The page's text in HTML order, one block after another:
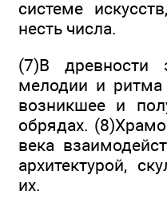
системе
несть числа.
(7)В древности
мелодии и
возникшее и
обрядах.
века
архитектурой,
их.